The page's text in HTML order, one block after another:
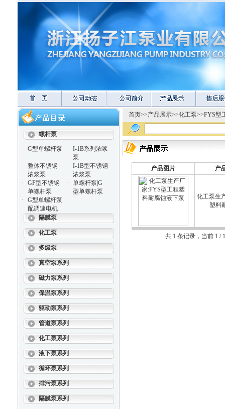
螺杆泵
·
G型单螺杆泵 ·
I-1B系列浓浆
泵
·
整体不锈钢
浓浆泵
·
I-1B型不锈钢
浓浆泵
·
GF型不锈钢
单螺杆泵
·
单螺杆泵|G
型单螺杆泵
·
G型单螺杆泵
配调速电机
隔膜泵
化工泵
多级泵
真空泵系列
磁力泵系列
保温泵系列
驱动泵系列
管道泵系列
化工泵系列
液下泵系列
循环泵系列
排污泵系列
隔膜泵系列
首页>>产品展示>>化工泵>>FYS型
产品图片 产
化工泵生
塑料
共 1 条记录，当前 1